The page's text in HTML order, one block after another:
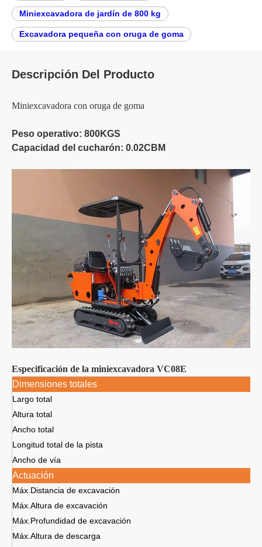
Miniexcavadora de jardín de 800 kg
Excavadora pequeña con oruga de goma
Descripción Del Producto
Miniexcavadora con oruga de goma
Peso operativo: 800KGS
Capacidad del cucharón: 0.02CBM
Especificación de la miniexcavadora VC08E
Dimensiones totales
Largo total
Altura total
Ancho total
Longitud total de la pista
Ancho de vía
Actuación
Máx.Distancia de excavación
Máx.Altura de excavación
Máx.Profundidad de excavación
Máx.Altura de descarga